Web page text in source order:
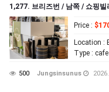
1,277. 브리즈번 / 남쪽 / 쇼핑
Price :
Location :
Type :
500 Jungsinsunus